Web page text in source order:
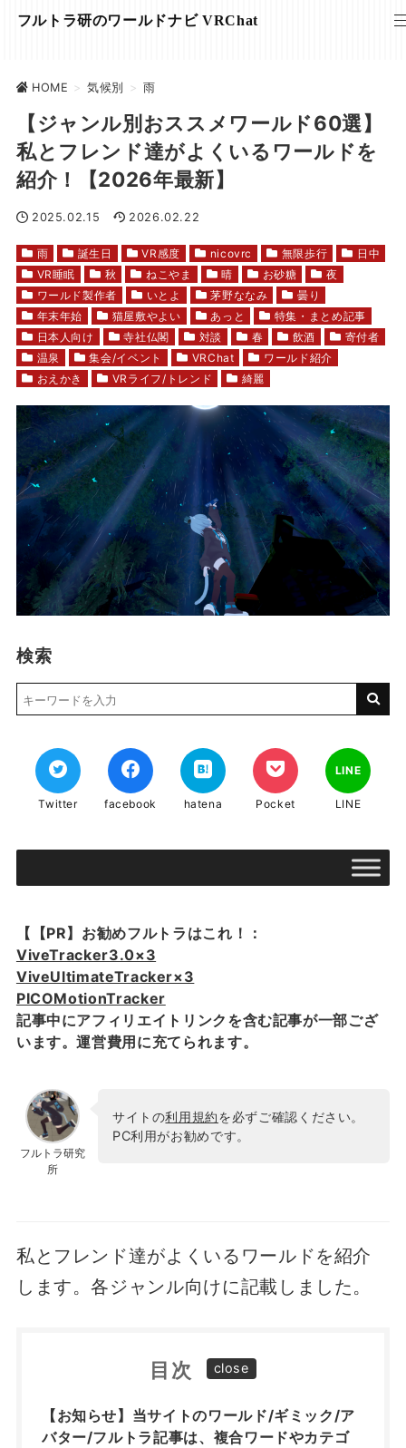
フルトラ研のワールドナビ VRChat
HOME > 気候別 > 雨
【ジャンル別おススメワールド60選】
私とフレンド達がよくいるワールドを
紹介！【2026年最新】
2025.02.15 2026.02.22
雨 誕生日 VR感度 nicovrc 無限歩行
日中
VR睡眠
秋 ねこやま 晴 お砂糖
夜
ワールド製作者
いとよ 茅野ななみ
曇り
年末年始
猫屋敷やよい あっと
特集・まとめ記事
日本人向け
寺社仏閣 対談 春 飲酒
寄付者
温泉
集会/イベント VRChat
ワールド紹介
おえかき
VRライフ/トレンド 綺麗
検索
Twitter facebook hatena Pocket
LINE
LINE
【【PR】お勧めフルトラはこれ！：
ViveTracker3.0×3
ViveUltimateTracker×3
PICOMotionTracker
記事中にアフィリエイトリンクを含む記事が一部ござ
います。運営費用に充てられます。
フルトラ研究
所
サイトの利用規約を必ずご確認ください。
PC利用がお勧めです。
私とフレンド達がよくいるワールドを紹介
します。各ジャンル向けに記載しました。
目次
【お知らせ】当サイトのワールド/ギミック/ア
バター/フルトラ記事は、複合ワードやカテゴ